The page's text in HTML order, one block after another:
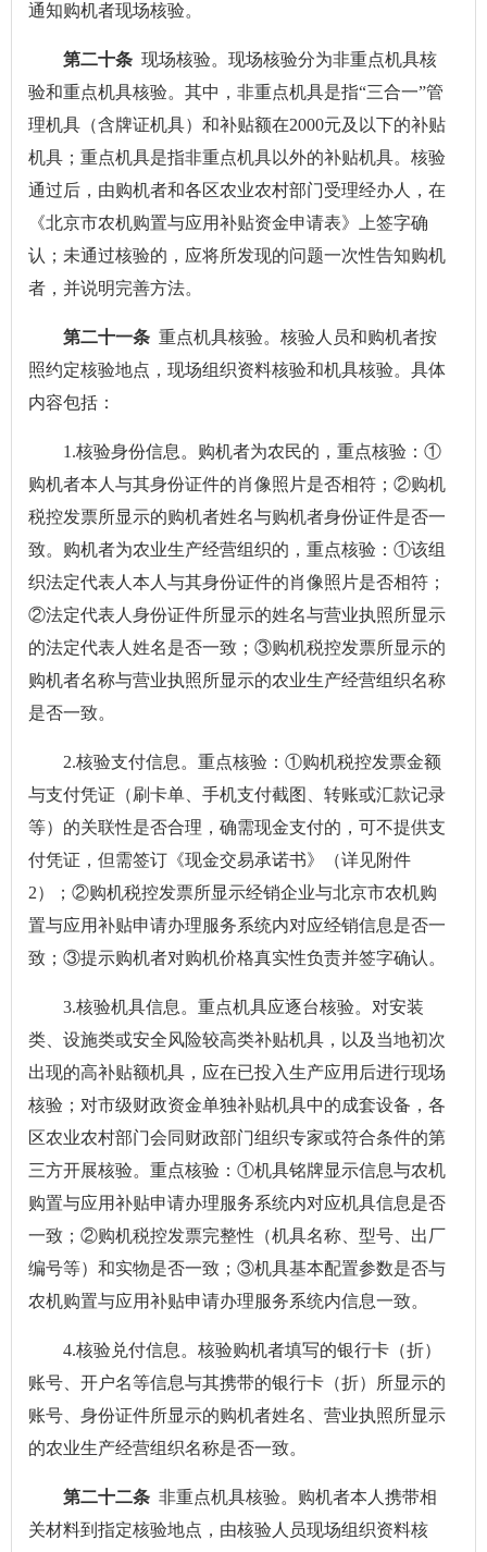
通知购机者现场核验。
第二十条 现场核验。现场核验分为非重点机具核
验和重点机具核验。其中，非重点机具是指“三合一”管
理机具（含牌证机具）和补贴额在2000元及以下的补贴
机具；重点机具是指非重点机具以外的补贴机具。核验
通过后，由购机者和各区农业农村部门受理经办人，在
《北京市农机购置与应用补贴资金申请表》上签字确
认；未通过核验的，应将所发现的问题一次性告知购机
者，并说明完善方法。
第二十一条 重点机具核验。核验人员和购机者按
照约定核验地点，现场组织资料核验和机具核验。具体
内容包括：
1.核验身份信息。购机者为农民的，重点核验：①
购机者本人与其身份证件的肖像照片是否相符；②购机
税控发票所显示的购机者姓名与购机者身份证件是否一
致。购机者为农业生产经营组织的，重点核验：①该组
织法定代表人本人与其身份证件的肖像照片是否相符；
②法定代表人身份证件所显示的姓名与营业执照所显示
的法定代表人姓名是否一致；③购机税控发票所显示的
购机者名称与营业执照所显示的农业生产经营组织名称
是否一致。
2.核验支付信息。重点核验：①购机税控发票金额
与支付凭证（刷卡单、手机支付截图、转账或汇款记录
等）的关联性是否合理，确需现金支付的，可不提供支
付凭证，但需签订《现金交易承诺书》（详见附件
2）；②购机税控发票所显示经销企业与北京市农机购
置与应用补贴申请办理服务系统内对应经销信息是否一
致；③提示购机者对购机价格真实性负责并签字确认。
3.核验机具信息。重点机具应逐台核验。对安装
类、设施类或安全风险较高类补贴机具，以及当地初次
出现的高补贴额机具，应在已投入生产应用后进行现场
核验；对市级财政资金单独补贴机具中的成套设备，各
区农业农村部门会同财政部门组织专家或符合条件的第
三方开展核验。重点核验：①机具铭牌显示信息与农机
购置与应用补贴申请办理服务系统内对应机具信息是否
一致；②购机税控发票完整性（机具名称、型号、出厂
编号等）和实物是否一致；③机具基本配置参数是否与
农机购置与应用补贴申请办理服务系统内信息一致。
4.核验兑付信息。核验购机者填写的银行卡（折）
账号、开户名等信息与其携带的银行卡（折）所显示的
账号、身份证件所显示的购机者姓名、营业执照所显示
的农业生产经营组织名称是否一致。
第二十二条 非重点机具核验。购机者本人携带相
关材料到指定核验地点，由核验人员现场组织资料核